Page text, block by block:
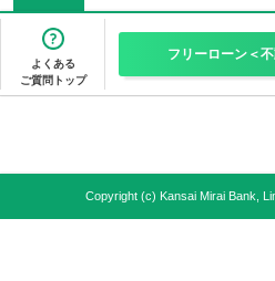
よくある
ご質問トップ
フリーローン＜
Copyright (c) Kansai Mirai Bank,